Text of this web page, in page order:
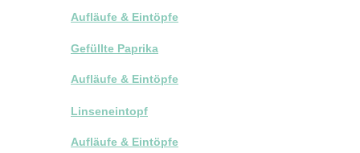
Aufläufe & Eintöpfe
Gefüllte Paprika
Aufläufe & Eintöpfe
Linseneintopf
Aufläufe & Eintöpfe